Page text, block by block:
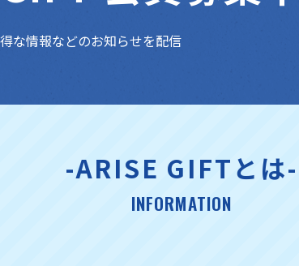
な情報などのお知らせを配信
-ARISE GIFTとは-
INFORMATION